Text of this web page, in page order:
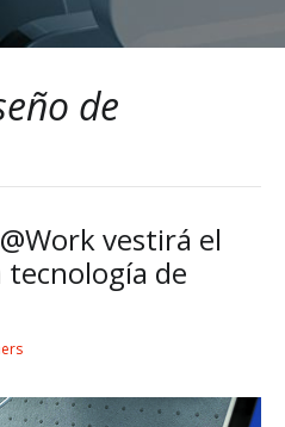
de
vestirá el
de